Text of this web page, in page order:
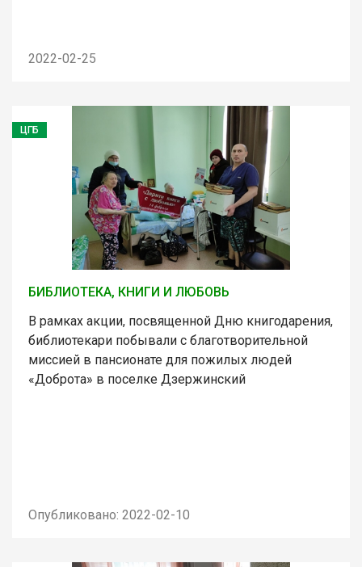
2022-02-25
ЦГБ
БИБЛИОТЕКА, КНИГИ И ЛЮБОВЬ
В рамках акции, посвященной Дню книгодарения,
библиотекари побывали с благотворительной
миссией в пансионате для пожилых людей
«Доброта» в поселке Дзержинский
Опубликовано: 2022-02-10